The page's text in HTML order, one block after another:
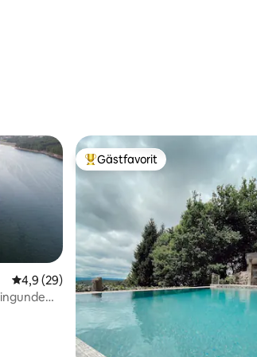
4,9 av 5 i genomsnittligt betyg, 29 omdömen
4,9 (29)
Populär gästfavorit
Gästfavorit